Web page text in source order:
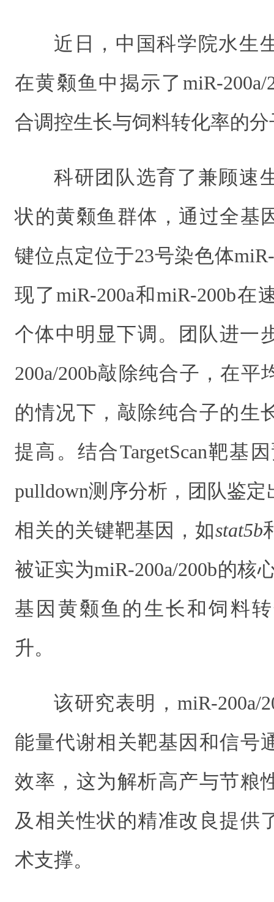
近日，中国科学院水生
在黄颡鱼中揭示了miR-200a/
合调控生长与饲料转化率的
科研团队选育了兼顾速
状的黄颡鱼群体，通过全基
键位点定位于23号染色体
现了miR-200a和miR-200b在
个体中明显下调。团队进一
200a/200b敲除纯合子，在
的情况下，敲除纯合子的生
提高。结合TargetScan靶基
pulldown测序分析，团队鉴
相关的关键靶基因，如stat5b
被证实为miR-200a/200b的核
基因黄颡鱼的生长和饲料
升。
该研究表明，miR-200a/
能量代谢相关靶基因和信号
效率，这为解析高产与节粮
及相关性状的精准改良提供
术支撑。